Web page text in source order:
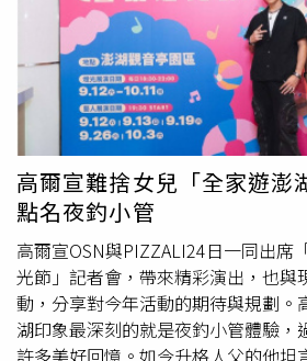
想分享的人。展覽資訊展覽名稱：波
Bologna Illustrators Exhibition展覽
（六）9月28日（一）展覽時間：週
18:00（17:00 停止售票、入場）展覽
創意產業園區西4館、西5館主辦單
有限公司購票平台：翡冷翠文創官
來售票網、KLOOK、KKday、udn售
OPENTIX、Tixfun、ACCUPASS、全
國民黨婦女同志真的很有韌性、很有
文說，國民黨地方執政成績亮眼，從
可以看到國民黨女性從政同志的重要
化、雲林、嘉義等地，也有女性縣市
國民黨執政招牌。她強調，「藍色
別人認真、比別人會做事，更重要
麗文也肯定立法院國民黨團女戰將表
員認真專業、守住國會。她笑稱，國
達禮、教養很好，但遇到民進黨「軟
義、為了選民、為了守護台灣，在立
「真正要強硬起來的時候，我們也是
美，鄭麗文表示，她在美國哥倫比亞
即使放暑假仍到場參與，活動大爆滿
告訴她，民進黨人士在見過他後，不
高爾宣難捨女兒「全家遊
點名夜釣小管
高爾宣OSN與PIZZALI24日一同出席
光節」記者會，帶來精彩演出，也與
動，分享對今年活動的期待與規劃。
湖印象最深刻的就是夜釣小管體驗，
許多美好回憶。如今升格人父的他坦